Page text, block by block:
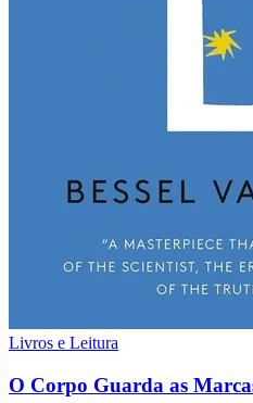
Livros e Leitura
O Corpo Guarda as